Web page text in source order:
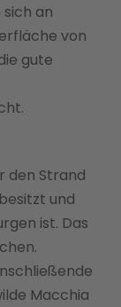
an
von
gute
den Strand
und
ist. Das
Macchia